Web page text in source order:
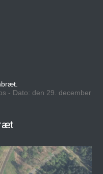
- Dato: den 29. december